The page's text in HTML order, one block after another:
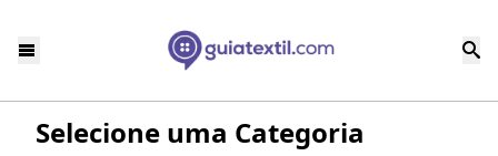
Selecione uma Categoria